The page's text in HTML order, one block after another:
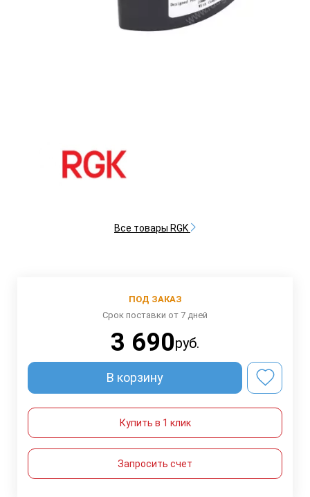
Все товары RGK
ПОД ЗАКАЗ
Срок поставки от 7 дней
3 690руб.
В корзину
Купить в 1 клик
Запросить счет